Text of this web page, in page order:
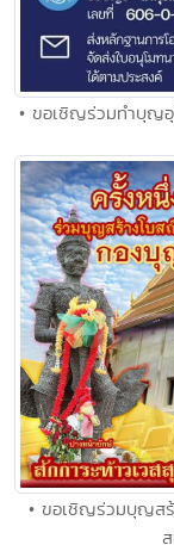
• ขอเชิญร่วมทำบุญ
• ขอเชิญร่วมบุญส